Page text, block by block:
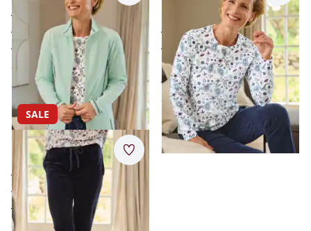
hoher Baumwoll-Anteil
besonders weich
angenehm wärmend
ab
€ 39,95
hoher Baumwoll-Anteil
weich und
anschmiegsam
pflegeleicht
ab€ 49,95
SALE
Nicki-Hose Kuschelweich
hoher Baumwoll-Anteil
besonders weich
angenehm wärmend
ab
€ 29,95
Merkzettel